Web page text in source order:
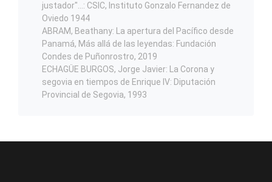
justador"...: CSIC, Instituto Gonzalo Fernandez de
Oviedo 1944
ABRAM, Beathany: La apertura del Pacífico desde
Panamá, Más allá de las leyendas: Fundación
Condes de Puñonrostro, 2019
ECHAGÜE BURGOS, Jorge Javier: La Corona y
segovia en tiempos de Enrique IV: Diputación
Provincial de Segovia, 1993